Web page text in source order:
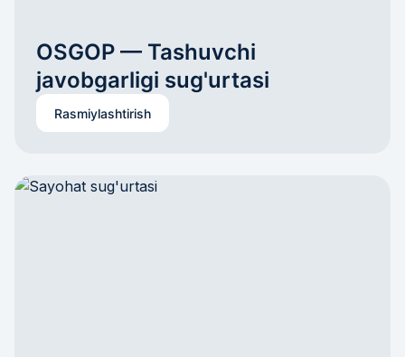
OSGOP — Tashuvchi
javobgarligi sug'urtasi
Rasmiylashtirish